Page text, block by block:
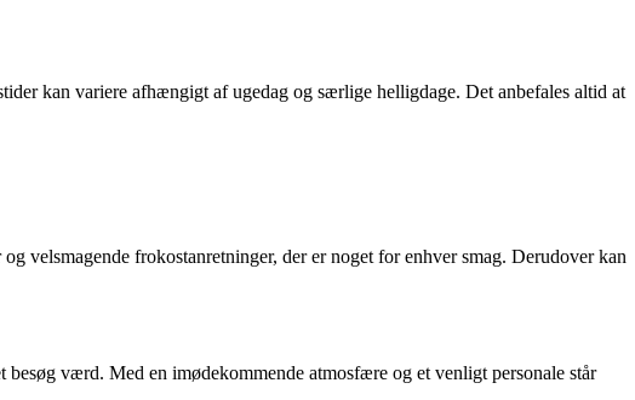
kan variere afhængigt af ugedag og særlige helligdage. Det anbefales altid at
velsmagende frokostanretninger, der er noget for enhver smag. Derudover kan
værd. Med en imødekommende atmosfære og et venligt personale står